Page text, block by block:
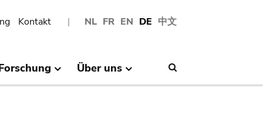
NL FR EN DE 中文
Kontakt
Über uns